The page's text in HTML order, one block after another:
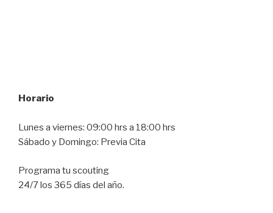
Horario
Lunes a viernes: 09:00 hrs a 18:00 hrs
Sábado y Domingo: Previa Cita
Programa tu scouting
24/7 los 365 días del año.